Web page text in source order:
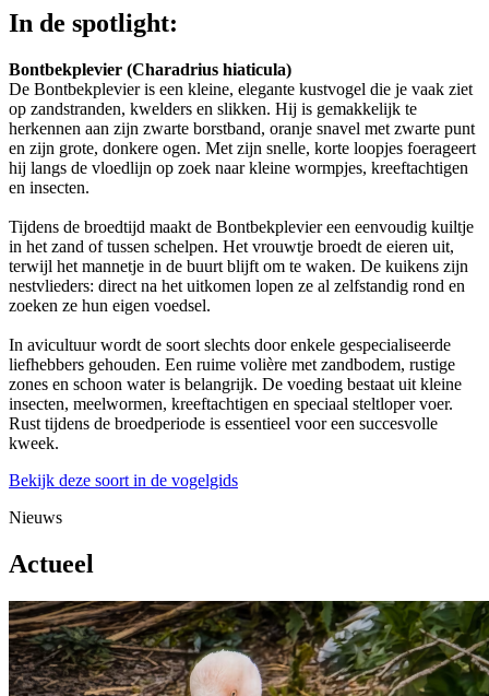
In de spotlight:
Bontbekplevier (Charadrius hiaticula)
De Bontbekplevier is een kleine, elegante kustvogel die je vaak ziet
op zandstranden, kwelders en slikken. Hij is gemakkelijk te
herkennen aan zijn zwarte borstband, oranje snavel met zwarte punt
en zijn grote, donkere ogen. Met zijn snelle, korte loopjes foerageert
hij langs de vloedlijn op zoek naar kleine wormpjes, kreeftachtigen
en insecten.
Tijdens de broedtijd maakt de Bontbekplevier een eenvoudig kuiltje
in het zand of tussen schelpen. Het vrouwtje broedt de eieren uit,
terwijl het mannetje in de buurt blijft om te waken. De kuikens zijn
nestvlieders: direct na het uitkomen lopen ze al zelfstandig rond en
zoeken ze hun eigen voedsel.
In avicultuur wordt de soort slechts door enkele gespecialiseerde
liefhebbers gehouden. Een ruime volière met zandbodem, rustige
zones en schoon water is belangrijk. De voeding bestaat uit kleine
insecten, meelwormen, kreeftachtigen en speciaal steltloper voer.
Rust tijdens de broedperiode is essentieel voor een succesvolle
kweek.
Bekijk deze soort in de vogelgids
Nieuws
Actueel